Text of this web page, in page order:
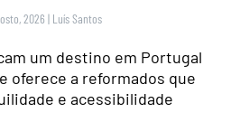
2026 | Luís Santos
um destino em Portugal
oferece a reformados que
e acessibilidade